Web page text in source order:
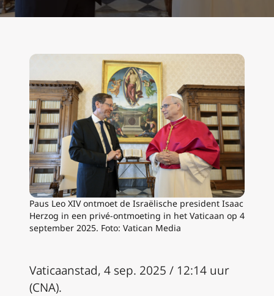
Paus Leo XIV ontmoet de Israëlische president Isaac
Herzog in een privé-ontmoeting in het Vaticaan op 4
september 2025. Foto: Vatican Media
Vaticaanstad, 4 sep. 2025 / 12:14 uur
(CNA).